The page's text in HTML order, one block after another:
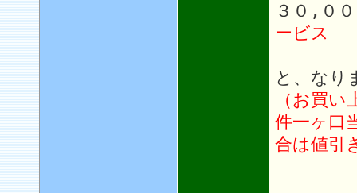
３０,０
ービス
と、なり
（お買
件一ヶ口
合は値引